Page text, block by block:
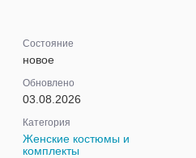
Состояние
новое
Обновлено
03.08.2026
Категория
Женские костюмы и
комплекты